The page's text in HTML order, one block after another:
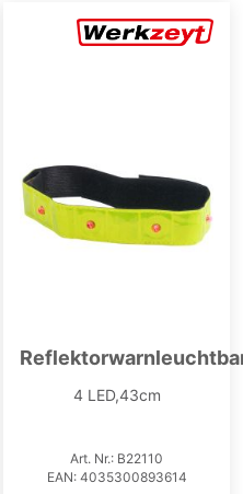
4 LED,43cm
Art. Nr.: B22110
EAN: 4035300893614